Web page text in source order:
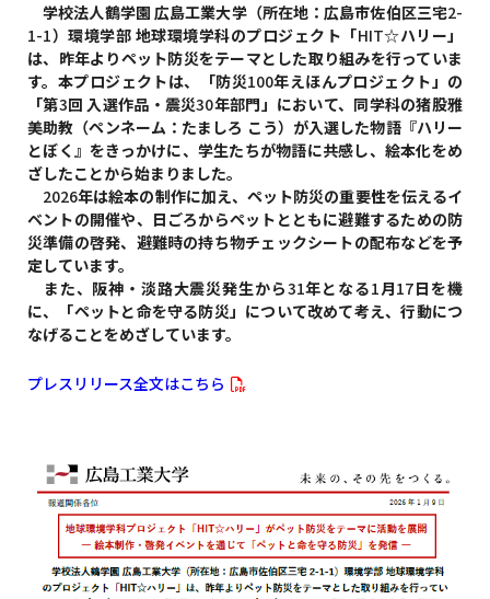
学校法人鶴学園 広島工業大学（所在地：広島市佐伯区三宅2-
1-1）環境学部 地球環境学科のプロジェクト「HIT☆ハリー」
は、昨年よりペット防災をテーマとした取り組みを行っていま
す。本プロジェクトは、「防災100年えほんプロジェクト」の
「第3回 入選作品・震災30年部門」において、同学科の猪股雅
美助教（ペンネーム：たましろ こう）が入選した物語『ハリー
とぼく』をきっかけに、学生たちが物語に共感し、絵本化をめ
ざしたことから始まりました。
2026年は絵本の制作に加え、ペット防災の重要性を伝えるイ
ベントの開催や、日ごろからペットとともに避難するための防
災準備の啓発、避難時の持ち物チェックシートの配布などを予
定しています。
また、阪神・淡路大震災発生から31年となる1月17日を機
に、「ペットと命を守る防災」について改めて考え、行動につ
なげることをめざしています。
プレスリリース全文はこちら